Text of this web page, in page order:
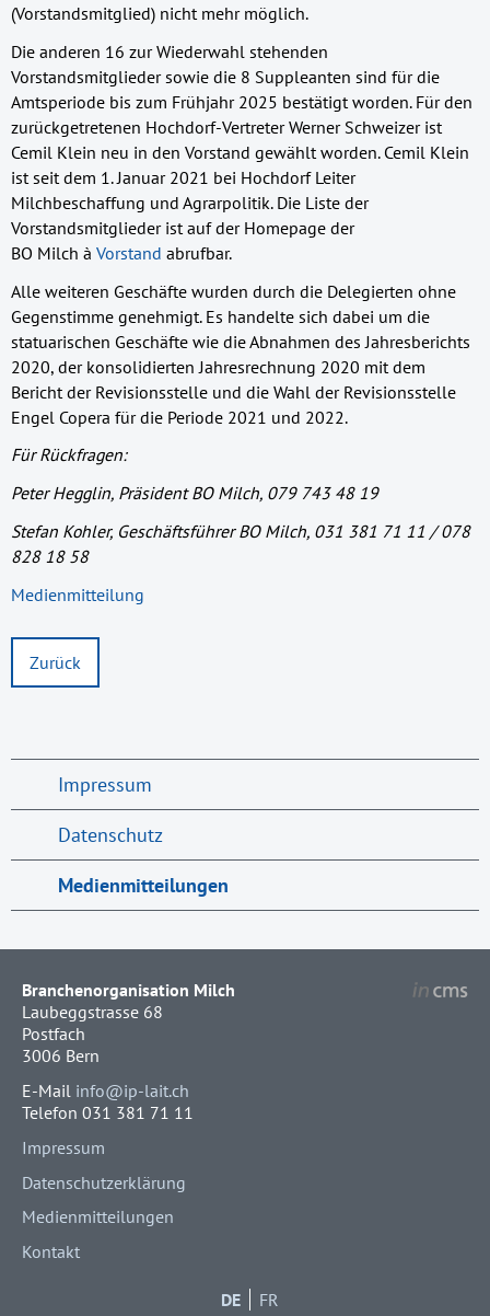
(Vorstandsmitglied) nicht mehr möglich.
Die anderen 16 zur Wiederwahl stehenden
Vorstandsmitglieder sowie die 8 Suppleanten sind für die
Amtsperiode bis zum Frühjahr 2025 bestätigt worden. Für den
zurückgetretenen Hochdorf-Vertreter Werner Schweizer ist
Cemil Klein neu in den Vorstand gewählt worden. Cemil Klein
ist seit dem 1. Januar 2021 bei Hochdorf Leiter
Milchbeschaffung und Agrarpolitik. Die Liste der
Vorstandsmitglieder ist auf der Homepage der
BO Milch à Vorstand abrufbar.
Alle weiteren Geschäfte wurden durch die Delegierten ohne
Gegenstimme genehmigt. Es handelte sich dabei um die
statuarischen Geschäfte wie die Abnahmen des Jahresberichts
2020, der konsolidierten Jahresrechnung 2020 mit dem
Bericht der Revisionsstelle und die Wahl der Revisionsstelle
Engel Copera für die Periode 2021 und 2022.
Für Rückfragen:
Peter Hegglin, Präsident BO Milch, 079 743 48 19
Stefan Kohler, Geschäftsführer BO Milch, 031 381 71 11 / 078
828 18 58
Medienmitteilung
Zurück
Impressum
Datenschutz
Medienmitteilungen
Branchenorganisation Milch
Laubeggstrasse 68
Postfach
3006 Bern
E-Mail info@ip-lait.ch
Telefon 031 381 71 11
Impressum
Datenschutzerklärung
Medienmitteilungen
Kontakt
DE FR